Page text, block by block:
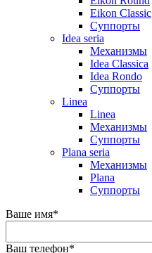
Eikon Classic
Суппорты
Idea seria
Механизмы
Idea Classica
Idea Rondo
Суппорты
Linea
Linea
Механизмы
Суппорты
Plana seria
Механизмы
Plana
Суппорты
Ваше имя*
Ваш телефон*